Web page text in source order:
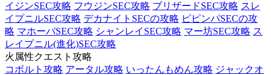
イジンSEC攻略 フウジンSEC攻略 ブリザードSEC攻略 スレ
イプニルSEC攻略 デカナイトSECの攻略 ピピンパSECの攻
略 マホーバSEC攻略 シャンレイSEC攻略 マー坊SEC攻略 ス
レイプニル(進化)SEC攻略
火属性クエスト攻略
コボルト攻略 アータル攻略 いったんもめん攻略 ジャックオ